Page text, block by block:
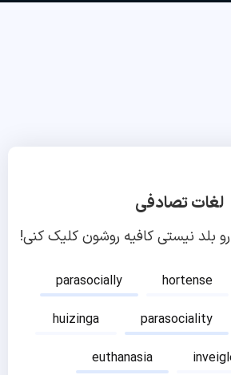
لغات تصادفی
بلد نیستی کافیه روشون کلیک کنی!
parasocially hortense
huizinga
parasociality
euthanasia